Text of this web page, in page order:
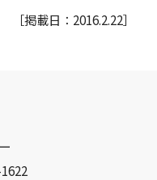
［掲載日：2016.2.22］